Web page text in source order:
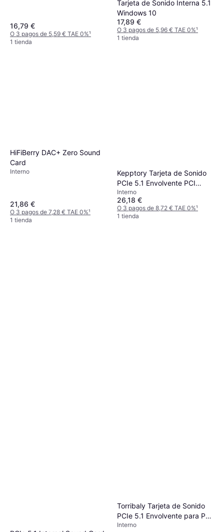
16,79 €
O 3 pagos de 5,59 € TAE 0%¹
1 tienda
Tarjeta de Sonido Interna 5.1
Windows 10
17,89 €
O 3 pagos de 5,96 € TAE 0%¹
1 tienda
HiFiBerry DAC+ Zero Sound
Card
Interno
21,86 €
O 3 pagos de 7,28 € TAE 0%¹
1 tienda
Kepptory Tarjeta de Sonido
PCIe 5.1 Envolvente PCI
Express Audio Estéreo 3D
Interno
26,18 €
O 3 pagos de 8,72 € TAE 0%¹
1 tienda
Torribaly Tarjeta de Sonido
PCIe 5.1 Envolvente para PC
Chip CMI8738
Interno